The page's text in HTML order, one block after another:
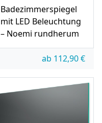
Badezimmerspiegel
mit LED Beleuchtung
– Noemi rundherum
ab 112,90€